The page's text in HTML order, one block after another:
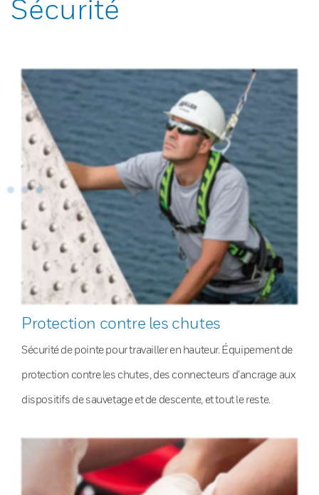
Sécurité
Protection contre les chutes
Sécurité de pointe pour travailler en hauteur. Équipement de
protection contre les chutes, des connecteurs d’ancrage aux
dispositifs de sauvetage et de descente, et tout le reste.